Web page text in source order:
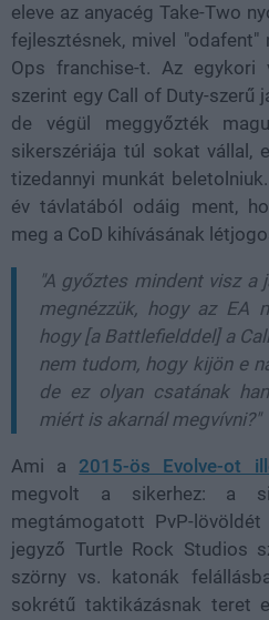
eleve az anyacég Take-Two
fejlesztésnek, mivel
Ops franchise-t. Az egykori
szerint egy Call of Duty-szerű
de végül meggyőzték
sikerszériája túl sokat vállal,
tizedannyi munkát
év távlatából odáig ment,
meg a CoD kihívásának
"A győztes mindent visz a
megnézzük, hogy az EA
hogy [a Battlefielddel] a
nem tudom, hogy kijön e
de ez olyan csatának
miért is akarnál megvívni?"
Ami a 2015-ös Evolve-ot
megvolt a sikerhez: a
megtámogatott PvP-
jegyző Turtle Rock Studios
szörny vs. katonák
sokrétű taktikázásnak teret